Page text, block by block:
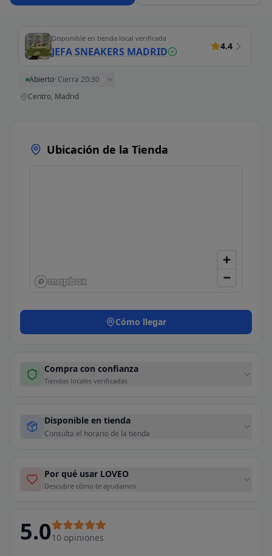
Disponible en tienda local verificada
JEFA SNEAKERS MADRID 4.4
Abierto· Cierra 20:30
Centro, Madrid
Ubicación de la Tienda
Cómo llegar
Compra con confianza
Tiendas locales verificadas
Disponible en tienda
Consulta el horario de la tienda
Por qué usar LOVEO
Descubre cómo te ayudamos
5.010 opiniones